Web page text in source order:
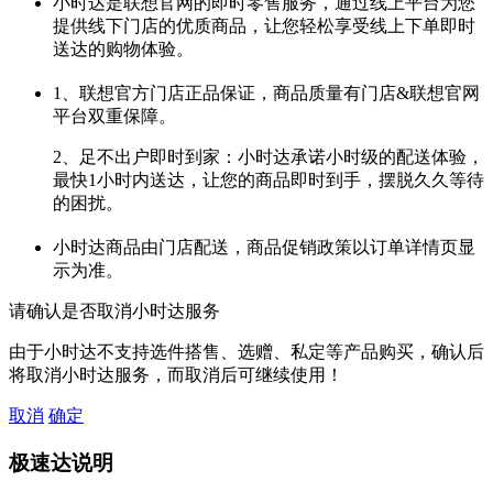
提供线下门店的优质商品，让您轻松享受线上下单即时
送达的购物体验。
1、联想官方门店正品保证，商品质量有门店&联想官网
平台双重保障。
2、足不出户即时到家：小时达承诺小时级的配送体验，
最快1小时内送达，让您的商品即时到手，摆脱久久等待
的困扰。
小时达商品由门店配送，商品促销政策以订单详情页显
示为准。
请确认是否取消小时达服务
由于小时达不支持选件搭售、选赠、私定等产品购买，确认后
将取消小时达服务，而取消后可继续使用！
取消 确定
极速达说明